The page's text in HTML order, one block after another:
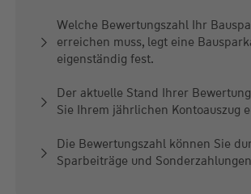
Welche Bewertungszahl Ihr
erreichen muss, legt eine
eigenständig fest.
Der aktuelle Stand Ihrer
Sie Ihrem jährlichen Kontoauszug
Die Bewertungszahl können Sie
Sparbeiträge und